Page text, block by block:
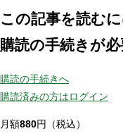
この記事を読む
購読の手続きが
購読の手続きへ
購読済みの方はログイン
月額880円（税込）